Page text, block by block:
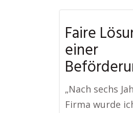
Faire
einer
„Nach sechs
Firma wurde